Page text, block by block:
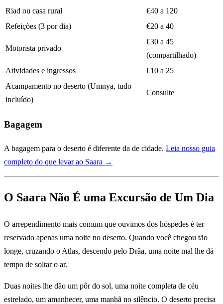
Riad ou casa rural
€40 a 120
Refeições (3 por dia)
€20 a 40
Motorista privado
€30 a 45
(compartilhado)
Atividades e ingressos
€10 a 25
Acampamento no deserto (Umnya, tudo
incluído)
Consulte
Bagagem
A bagagem para o deserto é diferente da de cidade. Leia nosso guia
completo do que levar ao Saara →
O Saara Não É uma Excursão de Um Dia
O arrependimento mais comum que ouvimos dos hóspedes é ter
reservado apenas uma noite no deserto. Quando você chegou tão
longe, cruzando o Atlas, descendo pelo Drâa, uma noite mal lhe dá
tempo de soltar o ar.
Duas noites lhe dão um pôr do sol, uma noite completa de céu
estrelado, um amanhecer, uma manhã no silêncio. O deserto precisa